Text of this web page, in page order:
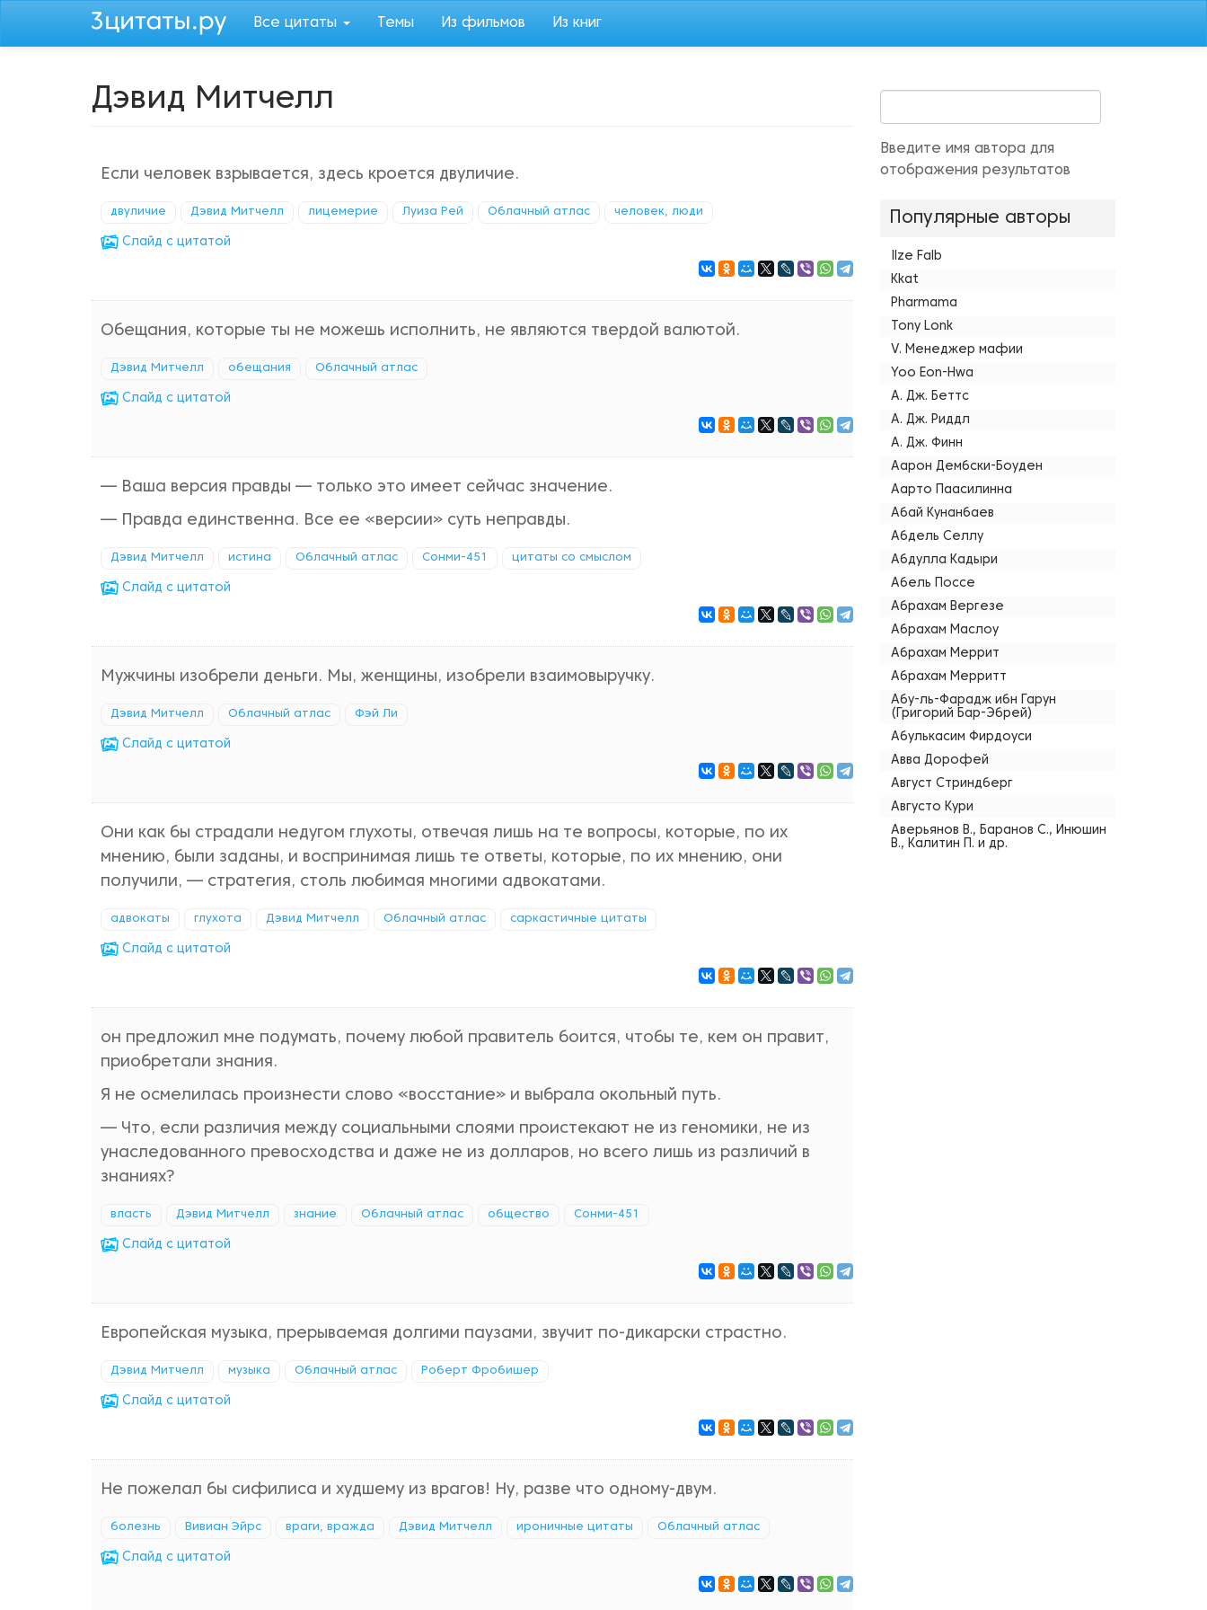
Все цитаты Темы Из фильмов Из книг
Дэвид Митчелл
Если человек взрывается, здесь кроется двуличие.
двуличие Дэвид Митчелл лицемерие Луиза Рей Облачный атлас человек, люди
Cлайд с цитатой
Обещания, которые ты не можешь исполнить, не являются твердой валютой.
Дэвид Митчелл обещания Облачный атлас
Cлайд с цитатой
— Ваша версия правды — только это имеет сейчас значение.
— Правда единственна. Все ее «версии» суть неправды.
Дэвид Митчелл истина Облачный атлас Сонми-451 цитаты со смыслом
Cлайд с цитатой
Мужчины изобрели деньги. Мы, женщины, изобрели взаимовыручку.
Дэвид Митчелл Облачный атлас Фэй Ли
Cлайд с цитатой
Они как бы страдали недугом глухоты, отвечая лишь на те вопросы, которые, по их
мнению, были заданы, и воспринимая лишь те ответы, которые, по их мнению, они
получили, — стратегия, столь любимая многими адвокатами.
адвокаты глухота Дэвид Митчелл Облачный атлас саркастичные цитаты
Cлайд с цитатой
он предложил мне подумать, почему любой правитель боится, чтобы те, кем он правит,
приобретали знания.
Я не осмелилась произнести слово «восстание» и выбрала окольный путь.
— Что, если различия между социальными слоями проистекают не из геномики, не из
унаследованного превосходства и даже не из долларов, но всего лишь из различий в
знаниях?
власть Дэвид Митчелл знание Облачный атлас общество Сонми-451
Cлайд с цитатой
Европейская музыка, прерываемая долгими паузами, звучит по-дикарски страстно.
Дэвид Митчелл музыка Облачный атлас Роберт Фробишер
Cлайд с цитатой
Не пожелал бы сифилиса и худшему из врагов! Ну, разве что одному-двум.
болезнь Вивиан Эйрс враги, вражда Дэвид Митчелл ироничные цитаты Облачный атлас
Cлайд с цитатой
Введите имя автора для
отображения результатов
Популярные авторы
Ilze Falb
Kkat
Pharmama
Tony Lonk
V. Менеджер мафии
Yoo Eon-Hwa
А. Дж. Беттс
А. Дж. Риддл
А. Дж. Финн
Аарон Дембски-Боуден
Аарто Паасилинна
Абай Кунанбаев
Абдель Селлу
Абдулла Кадыри
Абель Поссе
Абрахам Вергезе
Абрахам Маслоу
Абрахам Меррит
Абрахам Мерритт
Абу-ль-Фарадж ибн Гарун
(Григорий Бар-Эбрей)
Абулькасим Фирдоуси
Авва Дорофей
Август Стриндберг
Августо Кури
Аверьянов В., Баранов С., Инюшин
В., Калитин П. и др.